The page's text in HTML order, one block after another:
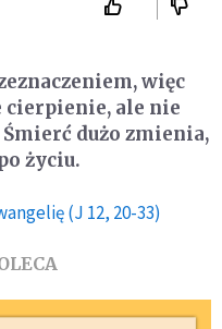
więc
cierpienie, ale nie
dużo zmienia,
życiu.
(J 12, 20-33)